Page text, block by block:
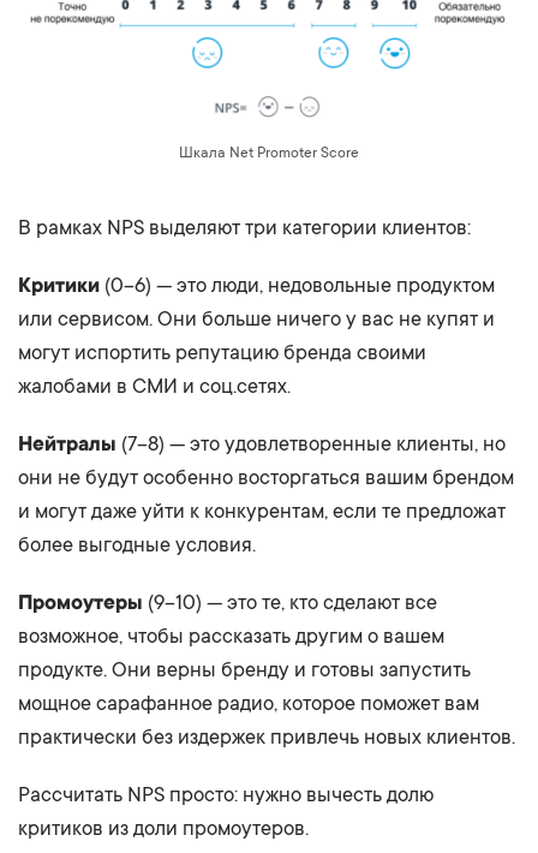
Шкала Net Promoter Score
В рамках NPS выделяют три категории клиентов:
Критики (0–6) — это люди, недовольные продуктом
или сервисом. Они больше ничего у вас не купят и
могут испортить репутацию бренда своими
жалобами в СМИ и соц.сетях.
Нейтралы (7–8) — это удовлетворенные клиенты, но
они не будут особенно восторгаться вашим брендом
и могут даже уйти к конкурентам, если те предложат
более выгодные условия.
Промоутеры (9–10) — это те, кто сделают все
возможное, чтобы рассказать другим о вашем
продукте. Они верны бренду и готовы запустить
мощное сарафанное радио, которое поможет вам
практически без издержек привлечь новых клиентов.
Рассчитать NPS просто: нужно вычесть долю
критиков из доли промоутеров.